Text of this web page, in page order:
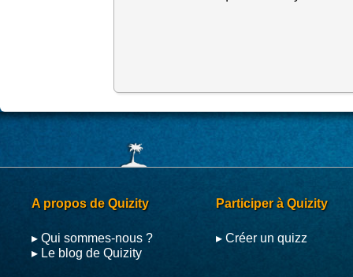
A propos de Quizity
▸ Qui sommes-nous ?
▸ Le blog de Quizity
Participer à Quizity
▸ Créer un quizz